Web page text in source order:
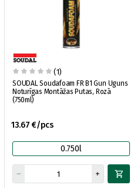
(1)
SOUDAL Soudafoam FR B1 Gun Uguns
Noturīgas Montāžas Putas, Rozā
(750ml)
13.67 €/pcs
0.750l